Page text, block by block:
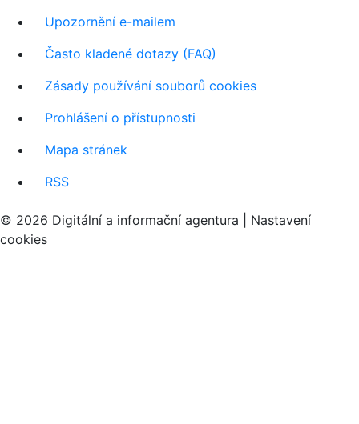
Upozornění e-mailem
Často kladené dotazy (FAQ)
Zásady používání souborů cookies
Prohlášení o přístupnosti
Mapa stránek
RSS
© 2026 Digitální a informační agentura | Nastavení
cookies